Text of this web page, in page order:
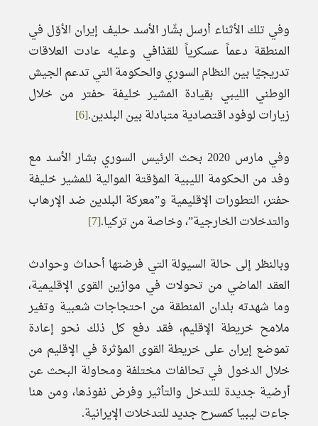
وفي تلك الأثناء أرسل بشّار الأسد حليف إيران الأوّل في
المنطقة دعماً عسكرياً للقذافي وعليه عادت العلاقات
تدريجيًا بين النظام السوري والحكومة التي تدعم الجيش
الوطني الليبي بقيادة المشير خليفة حفتر من خلال
زيارات لوفود اقتصادية متبادلة بين البلدين.[6]
وفي مارس 2020 بحث الرئيس السوري بشار الأسد مع
وفد من الحكومة الليبية المؤقتة الموالية للمشير خليفة
حفتر، التطورات الإقليمية و”معركة البلدين ضد الإرهاب
والتدخلات الخارجية”، وخاصة من تركيا.[7]
وبالنظر إلى حالة السيولة التي فرضتها أحداث وحوادث
العقد الماضي من تحولات في موازين القوى الإقليمية،
وما شهدته بلدان المنطقة من احتجاجات شعبية وتغير
ملامح خريطة الإقليم، فقد دفع كل ذلك نحو إعادة
تموضع إيران على خريطة القوى المؤثرة في الإقليم من
خلال الدخول في تحالفات مختلفة ومحاولة البحث عن
أرضية جديدة للتدخل والتأثير وفرض نفوذها، ومن هنا
جاءت ليبيا كمسرح جديد للتدخلات الإيرانية.